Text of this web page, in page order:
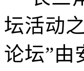
坛活动
论坛”由